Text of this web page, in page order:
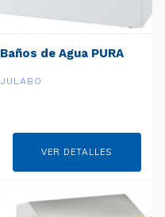
Baños de Agua PURA
JULABO
VER DETALLES